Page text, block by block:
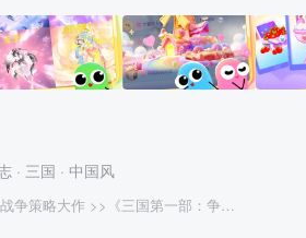
生大量小圆点。 3.长按加速键，
尸体迅速变长。 4.无尽模式or限时
都
有统治性的地位，小蛇们更灵活，
斗技巧！ 谁说贪吃蛇大作战只靠
速 —— 完美！ 【这个游戏
像中毒了一样，根本停不下来，
· 三国 · 中国风
争策略大作 >>《三国第一部：争洛
袁绍、庞德、董卓、及自定义橙